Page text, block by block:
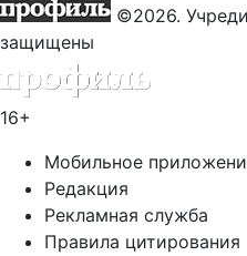
©2026.
защищены
16+
Мобильное
Редакция
Рекламная служба
Правила цитирования